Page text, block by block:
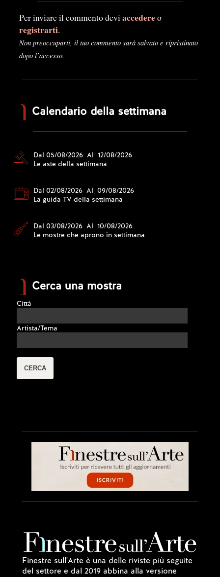
Per inviare il commento deviaccedereo
registrarti.
Non preoccuparti, il tuo commento sarà salvato e ripristinato
dopo l’accesso.
Calendario della settimana
Dal 05/08/2026 Al 12/08/2026
Le aste della settimana
Dal 02/08/2026 Al 09/08/2026
La guida TV della settimana
Dal 03/08/2026 Al 10/08/2026
Le mostre che aprono in settimana
Cerca una mostra
Città
Artista/Tema
Finestre sull'Arte è una delle riviste più seguite
del settore e dal 2019 abbina alla versione